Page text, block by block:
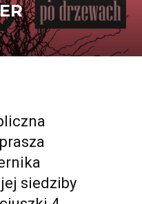
siedziby